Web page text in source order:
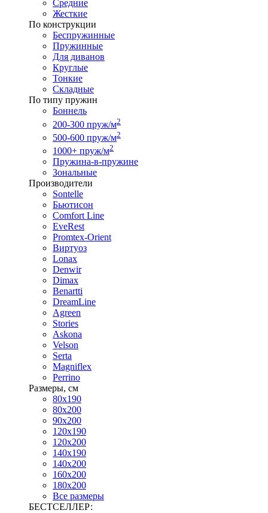
Средние
Жесткие
По конструкции
Беспружинные
Пружинные
Для диванов
Круглые
Тонкие
Складные
По типу пружин
Боннель
200-300 пруж/м2
500-600 пруж/м2
1000+ пруж/м2
Пружина-в-пружине
Зональные
Производители
Sontelle
Бьютисон
Comfort Line
EveRest
Promtex-Orient
Виртуоз
Lonax
Denwir
Dimax
Benartti
DreamLine
Agreen
Stories
Askona
Velson
Serta
Magniflex
Perrino
Размеры, см
80х190
80х200
90х200
120х190
120х200
140х190
140х200
160х200
180х200
Все размеры
БЕСТСЕЛЛЕР: